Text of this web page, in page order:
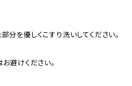
分を優しくこすり洗いしてください。
避けください。